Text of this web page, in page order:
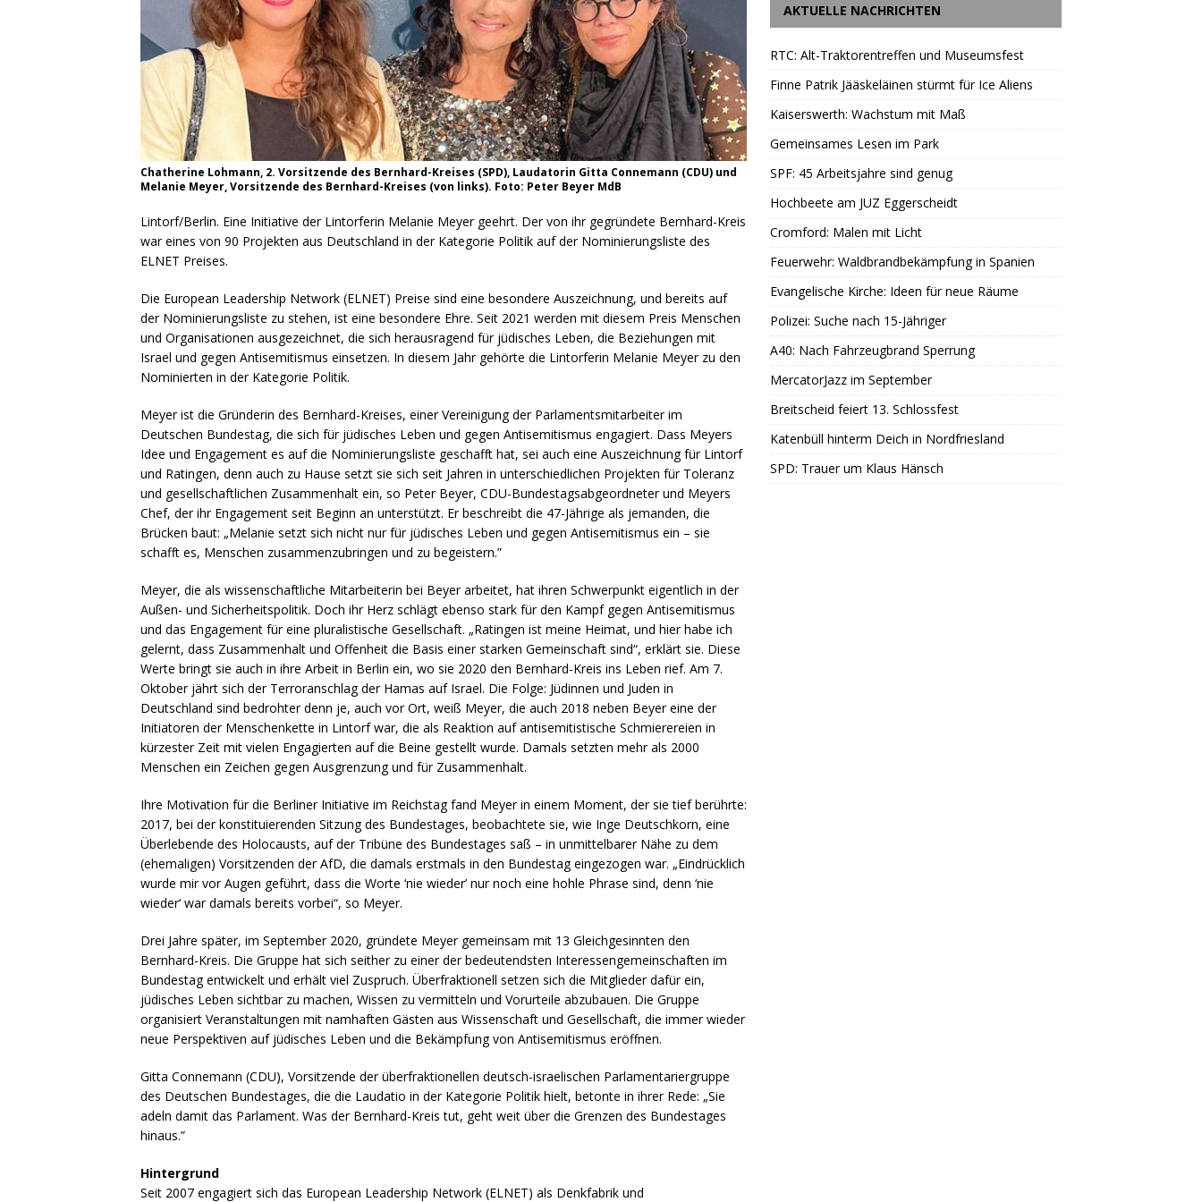
Chatherine Lohmann, 2. Vorsitzende des Bernhard-Kreises (SPD), Laudatorin Gitta Connemann (CDU) und
Melanie Meyer, Vorsitzende des Bernhard-Kreises (von links). Foto: Peter Beyer MdB
Lintorf/Berlin. Eine Initiative der Lintorferin Melanie Meyer geehrt. Der von ihr gegründete Bernhard-Kreis
war eines von 90 Projekten aus Deutschland in der Kategorie Politik auf der Nominierungsliste des
ELNET Preises.
Die European Leadership Network (ELNET) Preise sind eine besondere Auszeichnung, und bereits auf
der Nominierungsliste zu stehen, ist eine besondere Ehre. Seit 2021 werden mit diesem Preis Menschen
und Organisationen ausgezeichnet, die sich herausragend für jüdisches Leben, die Beziehungen mit
Israel und gegen Antisemitismus einsetzen. In diesem Jahr gehörte die Lintorferin Melanie Meyer zu den
Nominierten in der Kategorie Politik.
Meyer ist die Gründerin des Bernhard-Kreises, einer Vereinigung der Parlamentsmitarbeiter im
Deutschen Bundestag, die sich für jüdisches Leben und gegen Antisemitismus engagiert. Dass Meyers
Idee und Engagement es auf die Nominierungsliste geschafft hat, sei auch eine Auszeichnung für Lintorf
und Ratingen, denn auch zu Hause setzt sie sich seit Jahren in unterschiedlichen Projekten für Toleranz
und gesellschaftlichen Zusammenhalt ein, so Peter Beyer, CDU-Bundestagsabgeordneter und Meyers
Chef, der ihr Engagement seit Beginn an unterstützt. Er beschreibt die 47-Jährige als jemanden, die
Brücken baut: „Melanie setzt sich nicht nur für jüdisches Leben und gegen Antisemitismus ein – sie
schafft es, Menschen zusammenzubringen und zu begeistern.”
Meyer, die als wissenschaftliche Mitarbeiterin bei Beyer arbeitet, hat ihren Schwerpunkt eigentlich in der
Außen- und Sicherheitspolitik. Doch ihr Herz schlägt ebenso stark für den Kampf gegen Antisemitismus
und das Engagement für eine pluralistische Gesellschaft. „Ratingen ist meine Heimat, und hier habe ich
gelernt, dass Zusammenhalt und Offenheit die Basis einer starken Gemeinschaft sind“, erklärt sie. Diese
Werte bringt sie auch in ihre Arbeit in Berlin ein, wo sie 2020 den Bernhard-Kreis ins Leben rief. Am 7.
Oktober jährt sich der Terroranschlag der Hamas auf Israel. Die Folge: Jüdinnen und Juden in
Deutschland sind bedrohter denn je, auch vor Ort, weiß Meyer, die auch 2018 neben Beyer eine der
Initiatoren der Menschenkette in Lintorf war, die als Reaktion auf antisemitistische Schmierereien in
kürzester Zeit mit vielen Engagierten auf die Beine gestellt wurde. Damals setzten mehr als 2000
Menschen ein Zeichen gegen Ausgrenzung und für Zusammenhalt.
Ihre Motivation für die Berliner Initiative im Reichstag fand Meyer in einem Moment, der sie tief berührte:
2017, bei der konstituierenden Sitzung des Bundestages, beobachtete sie, wie Inge Deutschkorn, eine
Überlebende des Holocausts, auf der Tribüne des Bundestages saß – in unmittelbarer Nähe zu dem
(ehemaligen) Vorsitzenden der AfD, die damals erstmals in den Bundestag eingezogen war. „Eindrücklich
wurde mir vor Augen geführt, dass die Worte ‘nie wieder’ nur noch eine hohle Phrase sind, denn ‘nie
wieder‘ war damals bereits vorbei“, so Meyer.
Drei Jahre später, im September 2020, gründete Meyer gemeinsam mit 13 Gleichgesinnten den
Bernhard-Kreis. Die Gruppe hat sich seither zu einer der bedeutendsten Interessengemeinschaften im
Bundestag entwickelt und erhält viel Zuspruch. Überfraktionell setzen sich die Mitglieder dafür ein,
jüdisches Leben sichtbar zu machen, Wissen zu vermitteln und Vorurteile abzubauen. Die Gruppe
organisiert Veranstaltungen mit namhaften Gästen aus Wissenschaft und Gesellschaft, die immer wieder
neue Perspektiven auf jüdisches Leben und die Bekämpfung von Antisemitismus eröffnen.
Gitta Connemann (CDU), Vorsitzende der überfraktionellen deutsch-israelischen Parlamentariergruppe
des Deutschen Bundestages, die die Laudatio in der Kategorie Politik hielt, betonte in ihrer Rede: „Sie
adeln damit das Parlament. Was der Bernhard-Kreis tut, geht weit über die Grenzen des Bundestages
hinaus.”
Hintergrund
Seit 2007 engagiert sich das European Leadership Network (ELNET) als Denkfabrik und
AKTUELLE NACHRICHTEN
RTC: Alt-Traktorentreffen und Museumsfest
Finne Patrik Jääskeläinen stürmt für Ice Aliens
Kaiserswerth: Wachstum mit Maß
Gemeinsames Lesen im Park
SPF: 45 Arbeitsjahre sind genug
Hochbeete am JUZ Eggerscheidt
Cromford: Malen mit Licht
Feuerwehr: Waldbrandbekämpfung in Spanien
Evangelische Kirche: Ideen für neue Räume
Polizei: Suche nach 15-Jähriger
A40: Nach Fahrzeugbrand Sperrung
MercatorJazz im September
Breitscheid feiert 13. Schlossfest
Katenbüll hinterm Deich in Nordfriesland
SPD: Trauer um Klaus Hänsch